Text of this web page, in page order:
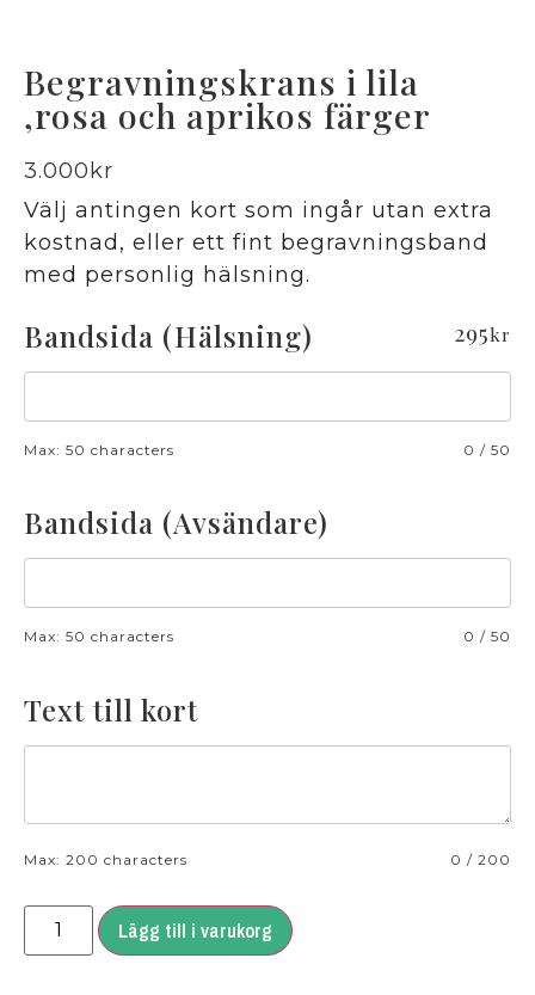
Begravningskrans i lila
,rosa och aprikos färger
3.000 kr
Välj antingen kort som ingår utan extra
kostnad, eller ett fint begravningsband
med personlig hälsning.
Bandsida (Hälsning) 295kr
0 / 50
Max: 50 characters
Bandsida (Avsändare)
0 / 50
Max: 50 characters
Text till kort
0 / 200
Max: 200 characters
Lägg till i varukorg